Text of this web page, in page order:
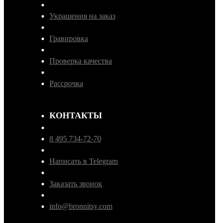
Украшения на заказ
Гравировка
Проверка качества
Рассрочка
КОНТАКТЫ
8 495 734-72-70
Написать в Telegram
Заказать звонок
info@bronnitsy.com